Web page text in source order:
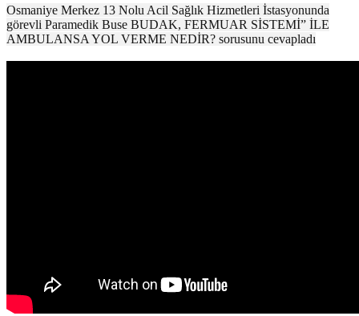
Osmaniye Merkez 13 Nolu Acil Sağlık Hizmetleri İstasyonunda
görevli Paramedik Buse BUDAK, FERMUAR SİSTEMİ” İLE
AMBULANSA YOL VERME NEDİR? sorusunu cevapladı